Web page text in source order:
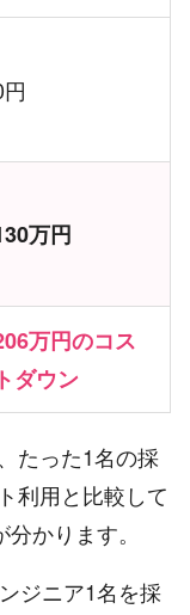
万円
万円のコス
トダウン
たった1名の採
利用と比較して
かります。
ジニア1名を採